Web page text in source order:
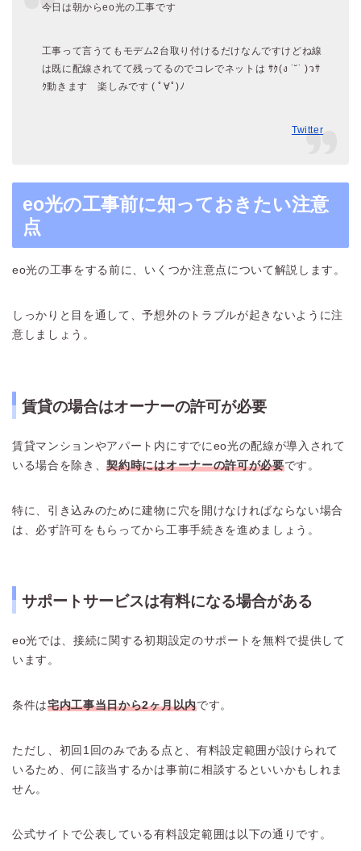
今日は朝からeo光の工事です
工事って言うてもモデム2台取り付けるだけなんですけどね線
は既に配線されてて残ってるのでコレでネットは ｻｸ(ง ˙˘˙ )วｻ
ｸ動きます 楽しみです ( ﾟ∀ﾟ)ﾉ
Twitter
eo光の工事前に知っておきたい注意
点
eo光の工事をする前に、いくつか注意点について解説します。
しっかりと目を通して、予想外のトラブルが起きないように注
意しましょう。
賃貸の場合はオーナーの許可が必要
賃貸マンションやアパート内にすでにeo光の配線が導入されて
いる場合を除き、契約時にはオーナーの許可が必要です。
特に、引き込みのために建物に穴を開けなければならない場合
は、必ず許可をもらってから工事手続きを進めましょう。
サポートサービスは有料になる場合がある
eo光では、接続に関する初期設定のサポートを無料で提供して
います。
条件は宅内工事当日から2ヶ月以内です。
ただし、初回1回のみである点と、有料設定範囲が設けられて
いるため、何に該当するかは事前に相談するといいかもしれま
せん。
公式サイトで公表している有料設定範囲は以下の通りです。